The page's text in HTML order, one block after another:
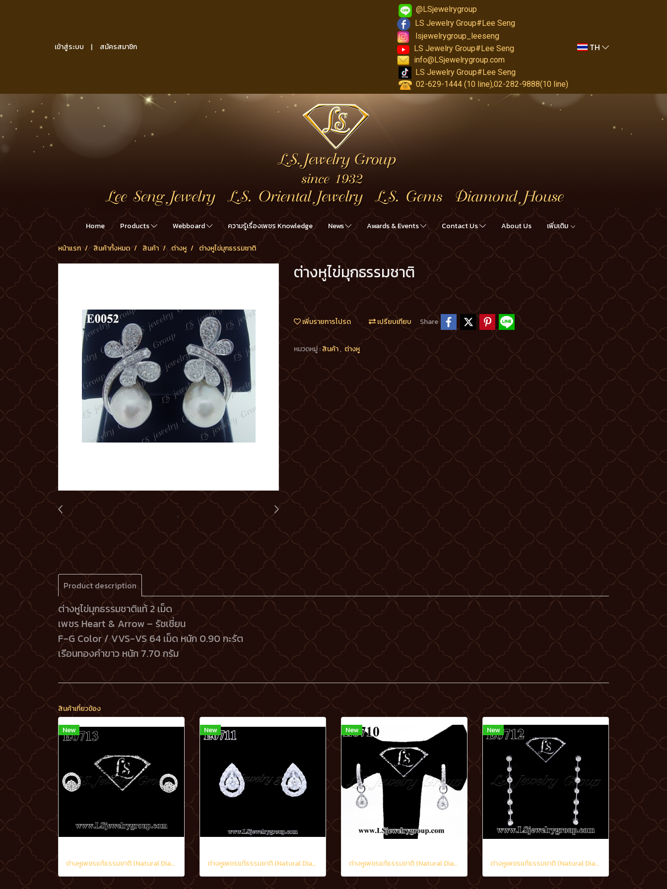
เข้าสู่ระบบ สมัครสมาชิก
@LSjewelrygroup
LS Jewelry Group#Lee Seng
lsjewelrygroup_leeseng
LS Jewelry Group#Lee Seng
info@LSjewelrygroup.com
LS Jewelry Group#Lee Seng
02-629-1444 (10 line),02-282-9888(10 line)
TH
Home Products Webboard ความรู้เรื่องเพชร Knowledge News Awards & Events Contact Us About Us เพิ่มเติม
หน้าแรก สินค้าทั้งหมด สินค้า ต่างหู ต่างหูไข่มุกธรรมชาติ
ต่างหูไข่มุกธรรมชาติ
เพิ่มรายการโปรด เปรียบเทียบ Share
หมวดหมู่ :สินค้า, ต่างหู
Product description
ต่างหูไข่มุกธรรมชาติแท้ 2 เม็ด
เพชร Heart & Arrow – รัชเชี่ยน
F-G Color / VVS-VS 64 เม็ด หนัก 0.90 กะรัต
เรือนทองคำขาว หนัก 7.70 กรัม
สินค้าเกี่ยวข้อง
New
ต่างหูเพชรแท้ธรรมชาติ (Natural Diamonds) 0.48 Ct.
New
ต่างหูเพชรแท้ธรรมชาติ (Natural Diamonds) 0.60 Ct.
New
ต่างหูเพชรแท้ธรรมชาติ (Natural Diamonds) 0.90 Ct.
New
ต่างหูเพชรแท้ธรรมชาติ (Natural Diamonds) 1.20 Ct.